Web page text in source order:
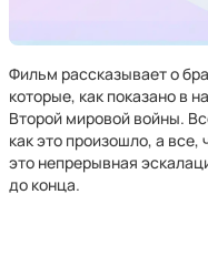
Фильм рассказывает о
которые, как показано в
Второй мировой войны.
как это произошло, а
это непрерывная
до конца.